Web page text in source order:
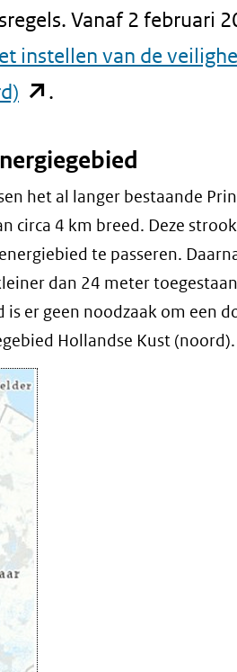
Vanaf 2 februari
instellen van de
(opent
nieuw
venster)
(verwijst
naar
een
andere
website)
.
het al langer bestaande
circa 4 km breed. Deze
te passeren.
dan 24 meter
er geen noodzaak om een
Hollandse Kust (noord).